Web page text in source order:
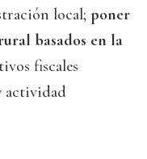
local; poner
basados en la
fiscales
actividad